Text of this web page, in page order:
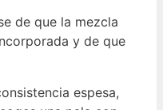
de que la mezcla
y de que
espesa,